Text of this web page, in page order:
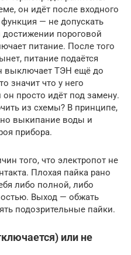
он идёт после входного
— не допускать
пороговой
питание. После того
питание подаётся
выключает ТЭН ещё до
значит что у него
просто идёт под замену.
из схемы? В принципе,
выкипание воды и
прибора.
того, что электропот не
Плохая пайка рано
либо полной, либо
Выход — обжать
подозрительные пайки.
или не